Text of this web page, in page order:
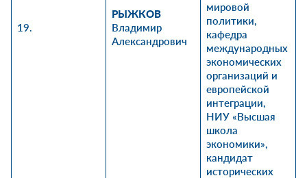
19.
РЫЖКОВ
Владимир
Александрович
мировой
политики,
кафедра
международных
экономических
организаций и
европейской
интеграции,
НИУ «Высшая
школа
экономики»,
кандидат
исторических